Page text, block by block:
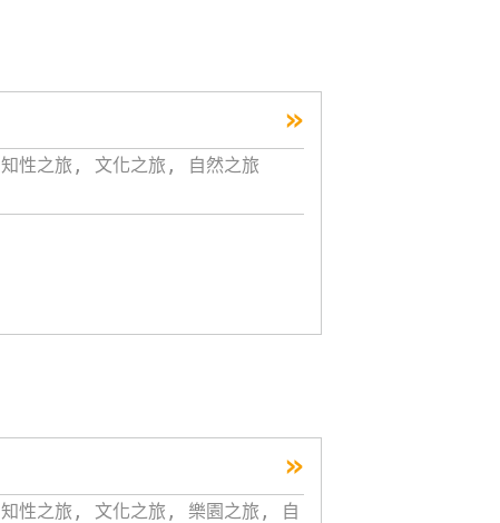
»
知性之旅, 文化之旅, 自然之旅
»
知性之旅, 文化之旅, 樂園之旅, 自